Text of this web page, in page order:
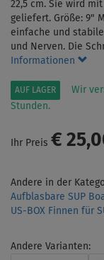
22,5 cm. Sie wird
geliefert. Größe: 9"
einfache und
und Nerven. Die
Informationen
AUF LAGER
Wir
Stunden.
Ihr Preis €
Andere in der
Aufblasbare SUP
US-BOX Finnen für
Andere Varianten: